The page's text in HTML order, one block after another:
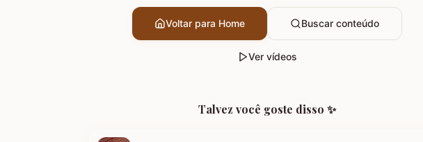
Voltar para Home Buscar conteúdo
Ver vídeos
Talvez você goste disso ✨